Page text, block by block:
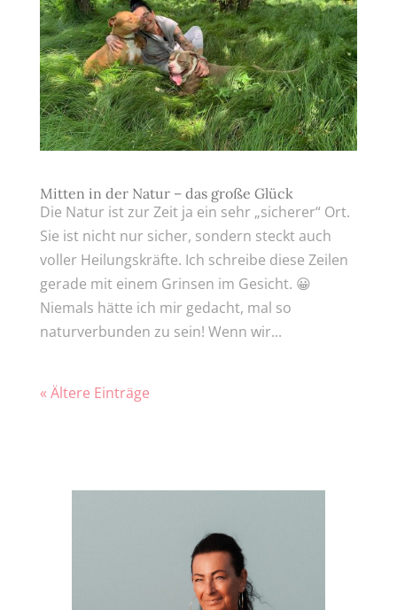
Mitten in der Natur – das große Glück
Die Natur ist zur Zeit ja ein sehr „sicherer“ Ort.
Sie ist nicht nur sicher, sondern steckt auch
voller Heilungskräfte. Ich schreibe diese Zeilen
gerade mit einem Grinsen im Gesicht. 😀
Niemals hätte ich mir gedacht, mal so
naturverbunden zu sein! Wenn wir...
« Ältere Einträge